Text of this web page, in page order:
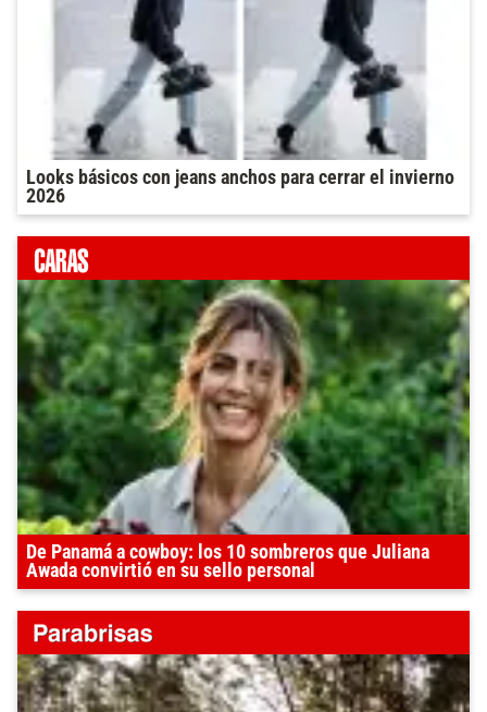
Looks básicos con jeans anchos para cerrar el invierno
2026
De Panamá a cowboy: los 10 sombreros que Juliana
Awada convirtió en su sello personal